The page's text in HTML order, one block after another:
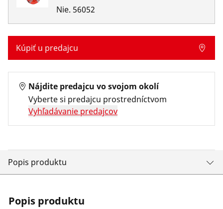
Nie. 56052
Kúpiť u predajcu
Nájdite predajcu vo svojom okolí
Vyberte si predajcu prostredníctvom
Vyhľadávanie predajcov
Popis produktu
Popis produktu